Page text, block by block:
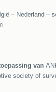
– Nederland –
van
society of